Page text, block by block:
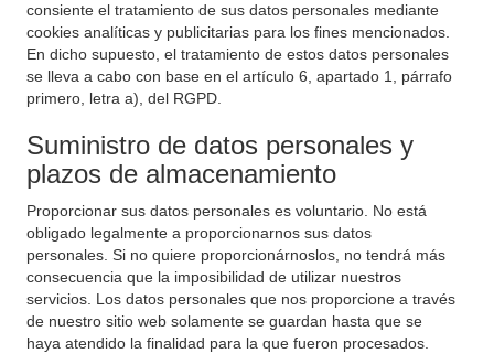
consiente el tratamiento de sus datos personales mediante
cookies analíticas y publicitarias para los fines mencionados.
En dicho supuesto, el tratamiento de estos datos personales
se lleva a cabo con base en el artículo 6, apartado 1, párrafo
primero, letra a), del RGPD.
Suministro de datos personales y
plazos de almacenamiento
Proporcionar sus datos personales es voluntario. No está
obligado legalmente a proporcionarnos sus datos
personales. Si no quiere proporcionárnoslos, no tendrá más
consecuencia que la imposibilidad de utilizar nuestros
servicios. Los datos personales que nos proporcione a través
de nuestro sitio web solamente se guardan hasta que se
haya atendido la finalidad para la que fueron procesados.